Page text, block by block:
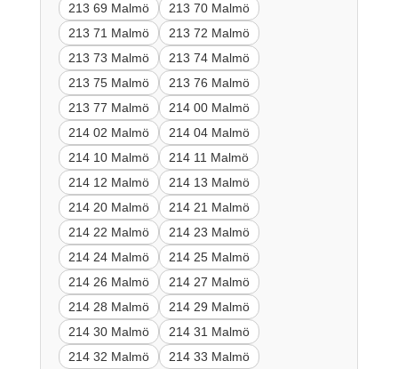
213 69 Malmö
213 70 Malmö
213 71 Malmö
213 72 Malmö
213 73 Malmö
213 74 Malmö
213 75 Malmö
213 76 Malmö
213 77 Malmö
214 00 Malmö
214 02 Malmö
214 04 Malmö
214 10 Malmö
214 11 Malmö
214 12 Malmö
214 13 Malmö
214 20 Malmö
214 21 Malmö
214 22 Malmö
214 23 Malmö
214 24 Malmö
214 25 Malmö
214 26 Malmö
214 27 Malmö
214 28 Malmö
214 29 Malmö
214 30 Malmö
214 31 Malmö
214 32 Malmö
214 33 Malmö